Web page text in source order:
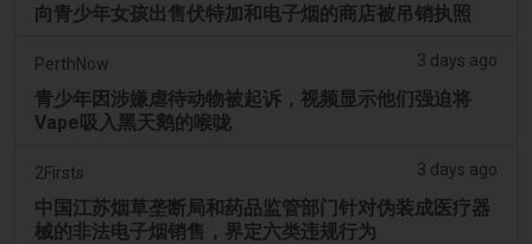
向青少年女孩出售伏特加和电子烟的商店被吊销执照
PerthNow 3 days ago
青少年因涉嫌虐待动物被起诉，视频显示他们强迫将
Vape吸入黑天鹅的喉咙
2Firsts 3 days ago
中国江苏烟草垄断局和药品监管部门针对伪装成医疗器
械的非法电子烟销售，界定六类违规行为